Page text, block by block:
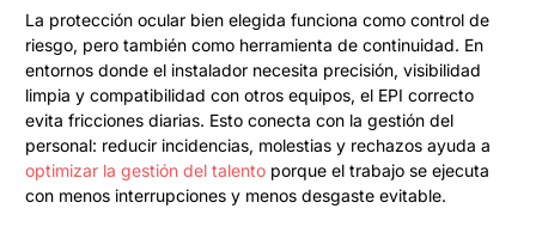
La protección ocular bien elegida funciona como control de
riesgo, pero también como herramienta de continuidad. En
entornos donde el instalador necesita precisión, visibilidad
limpia y compatibilidad con otros equipos, el EPI correcto
evita fricciones diarias. Esto conecta con la gestión del
personal: reducir incidencias, molestias y rechazos ayuda a
optimizar la gestión del talento porque el trabajo se ejecuta
con menos interrupciones y menos desgaste evitable.